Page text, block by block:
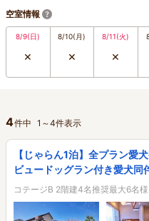
空室情報
8/9(日)
×
8/10(月)
×
8/11(火)
×
4件中 1 ～4件表示
【じゃらん1泊】全プラン愛
ビュードッグラン付き愛犬同
コテージB 2階建4名推奨最大6名